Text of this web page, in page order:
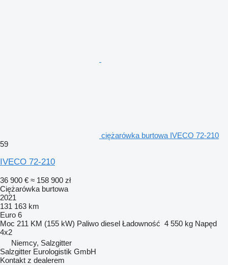
ciężarówka burtowa IVECO 72-210
59
IVECO 72-210
36 900 € ≈ 158 900 zł
Ciężarówka burtowa
2021
131 163 km
Euro 6
Moc 211 KM (155 kW) Paliwo diesel Ładowność 4 550 kg Napęd
4x2
Niemcy, Salzgitter
Salzgitter Eurologistik GmbH
Kontakt z dealerem